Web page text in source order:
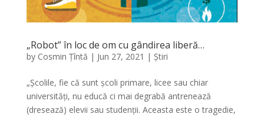
„Robot” în loc de om cu gândirea liberă…
by Cosmin Țîntă | Jun 27, 2021 | Știri
„Școlile, fie că sunt școli primare, licee sau chiar
universități, nu educă ci mai degrabă antrenează
(dresează) elevii sau studenții. Aceasta este o tragedie,